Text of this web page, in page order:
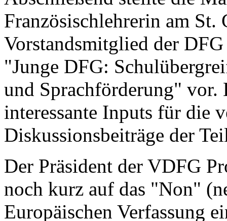
Französischlehrerin am St.
Vorstandsmitglied der
"Junge DFG:
und Sprachförderung" vor.
interessante Inputs für die
Diskussionsbeiträge der
Der Präsident der VDFG
noch kurz auf das "Non"
Europäischen Verfassung